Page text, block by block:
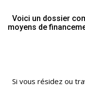
Voici un dossier
moyens de
Si vous résidez ou